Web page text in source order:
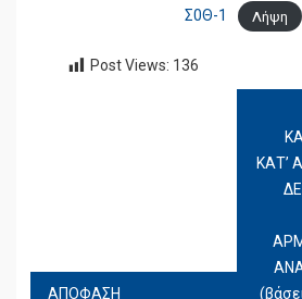
Σ0Θ-1
Λήψη
Post Views: 136
ΑΠΟΦΑΣΗ
ΚΑΤ’